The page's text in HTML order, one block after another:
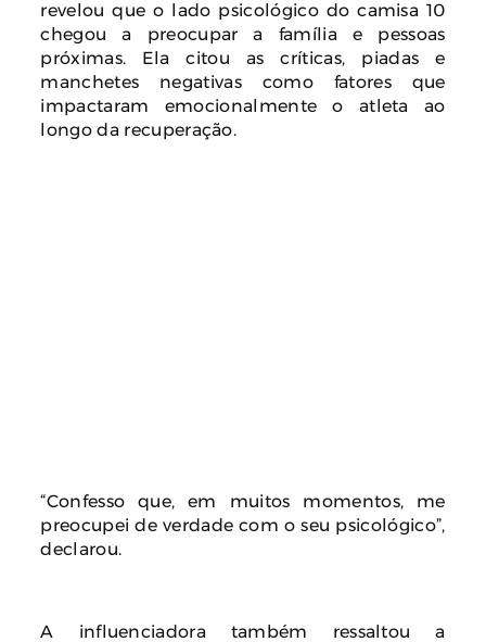
revelou que o lado psicológico do camisa 10
chegou a preocupar a família e pessoas
próximas. Ela citou as críticas, piadas e
manchetes negativas como fatores que
impactaram emocionalmente o atleta ao
longo da recuperação.
“Confesso que, em muitos momentos, me
preocupei de verdade com o seu psicológico”,
declarou.
A influenciadora também ressaltou a